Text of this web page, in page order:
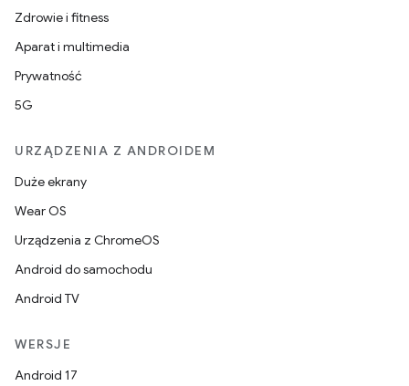
Zdrowie i fitness
Aparat i multimedia
Prywatność
5G
URZĄDZENIA Z ANDROIDEM
Duże ekrany
Wear OS
Urządzenia z ChromeOS
Android do samochodu
Android TV
WERSJE
Android 17